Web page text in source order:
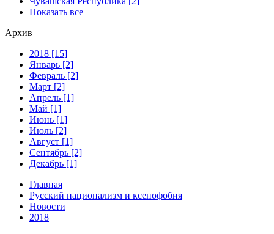
Показать все
Архив
2018 [15]
Январь [2]
Февраль [2]
Март [2]
Апрель [1]
Май [1]
Июнь [1]
Июль [2]
Август [1]
Сентябрь [2]
Декабрь [1]
Главная
Русский национализм и ксенофобия
Новости
2018